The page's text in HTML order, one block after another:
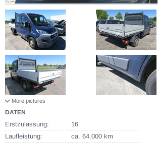
More pictures
DATEN
Erstzulassung:
16
Laufleistung:
ca. 64.000 km